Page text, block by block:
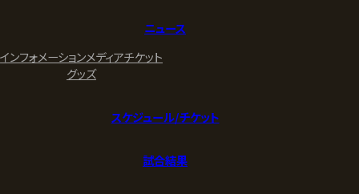
ニュース
インフォメーションメディアチケット
グッズ
スケジュール/チケット
試合結果